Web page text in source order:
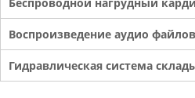
Воспроизведение аудио
Гидравлическая система